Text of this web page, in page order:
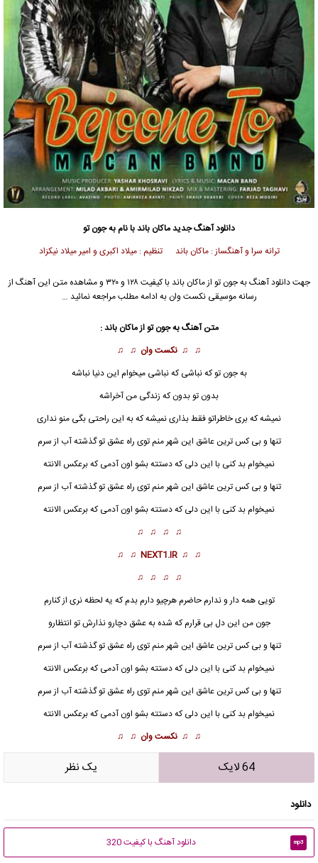
دانلود آهنگ جدیدماکان باندبا نام به جون تو
ترانه سرا و آهنگساز : ماکان باند تنظیم : میلاد اکبری و امیر میلاد نیکزاد
جهت دانلود آهنگ به جون تو ازماکان باند
با کیفیت ۱۲۸ و ۳۲۰ و مشاهده متن این آهنگ از
رسانه موسیقی نکست وان به ادامه مطلب مراجعه نمائید …
متن آهنگبه جون توازماکان باند:
♫ ♫ نکست وان ♫ ♫
به جون توکه نباشی که نباشی میخوام این دنیا نباشه
بدون تو بدون که زندگی من آخراشه
نمیشه که بری خاطراتو فقط بذاری نمیشه که به این راحتی بگی منو نداری
تنها و بی کس ترین عاشق این شهر منم توی راه عشق تو گذشته آب از سرم
نمیخوام بد کنی با این دلی که دستته بشو اون آدمی که برعکس الانته
تنها و بی کس ترین عاشق این شهر منم توی راه عشق تو گذشته آب از سرم
نمیخوام بد کنی با این دلی که دستته بشو اون آدمی که برعکس الانته
♫ ♫ ♫ ♫
♫ ♫
NEXT1.IR
♫ ♫
♫ ♫ ♫ ♫
تویی همه دار و ندارم حاضرم هرچیو دارم بدم که یه لحظه نری از کنارم
جون من این دل بی قرارم که شده به عشق دچارو نذارش تو انتظارو
تنها و بی کس ترین عاشق این شهر منم توی راه عشق تو گذشته آب از سرم
نمیخوام بد کنی با این دلی که دستته بشو اون آدمی که برعکس الانته
تنها و بی کس ترین عاشق این شهر منم توی راه عشق تو گذشته آب از سرم
نمیخوام بد کنی با این دلی که دستته بشو اون آدمی که برعکس الانته
♫ ♫ نکست وان ♫ ♫
64 لایک يک نظر
دانلود
mp3 دانلود آهنگ با کیفیت 320